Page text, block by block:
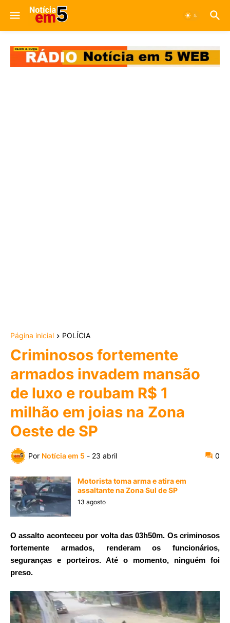
Página inicial POLÍCIA
Criminosos fortemente
armados invadem mansão
de luxo e roubam R$ 1
milhão em joias na Zona
Oeste de SP
Por Notícia em 5 - 23 abril 0
Motorista toma arma e atira em
assaltante na Zona Sul de SP
13 agosto
O assalto aconteceu por volta das 03h50m. Os criminosos
fortemente armados, renderam os funcionários,
seguranças e porteiros. Até o momento, ninguém foi
preso.